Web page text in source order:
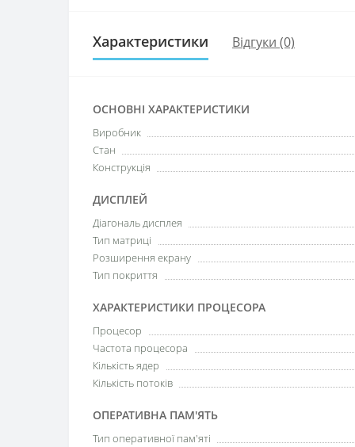
Характеристики Відгуки (0)
ОСНОВНІ ХАРАКТЕРИСТИКИ
Виробник
Стан
Конструкція
ДИСПЛЕЙ
Діагональ дисплея
Тип матриці
Розширення екрану
Тип покриття
ХАРАКТЕРИСТИКИ ПРОЦЕСОРА
Процесор
Частота процесора
Кількість ядер
Кількість потоків
ОПЕРАТИВНА ПАМ'ЯТЬ
Тип оперативної пам'яті